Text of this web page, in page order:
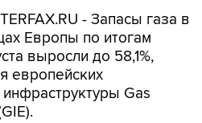
- Запасы газа в
Европы по итогам
выросли до 58,1%,
европейских
Gas